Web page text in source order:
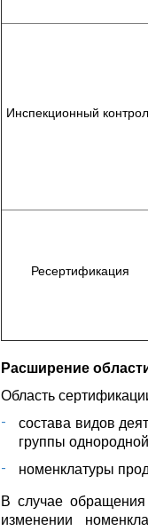
Инспекционный
Ресертификация
Расширение
Область
состава видов
группы
номенклатуры
В случае
изменении